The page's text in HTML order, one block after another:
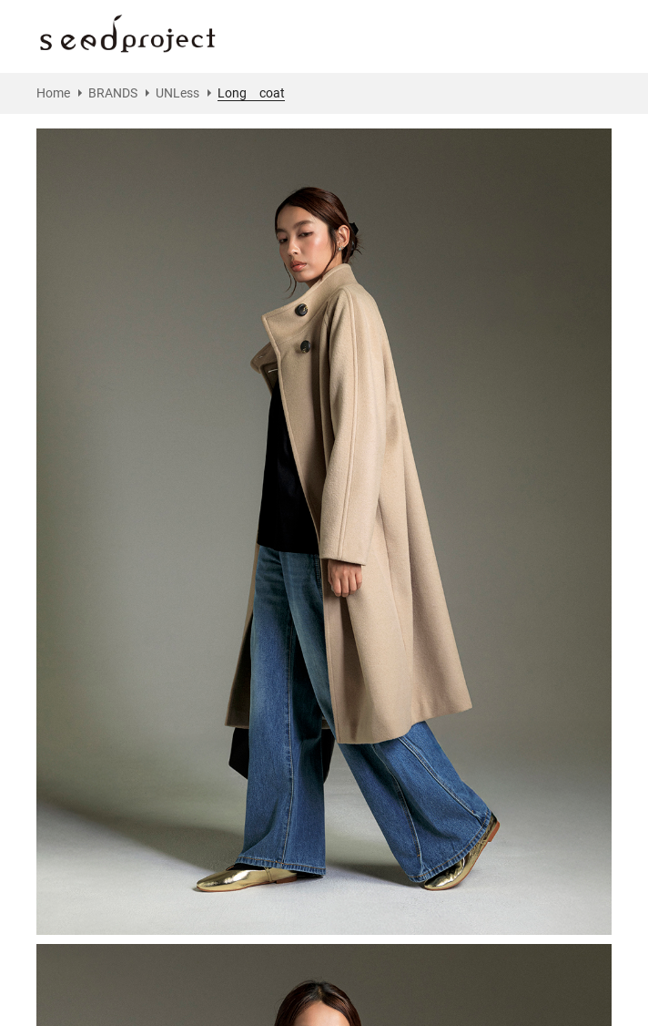
Home BRANDS UNLess Long coat